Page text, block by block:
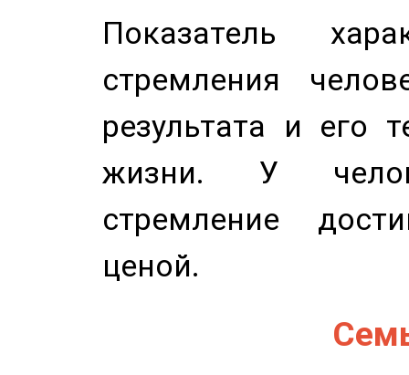
Показатель
стремления
результата и его
жизни. У
стремление
ценой.